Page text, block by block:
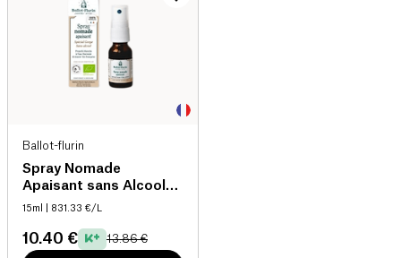
Ballot-flurin
Spray Nomade
Apaisant sans Alcool
bio
15ml | 831.33 €/L
10.40 € 13.86 €